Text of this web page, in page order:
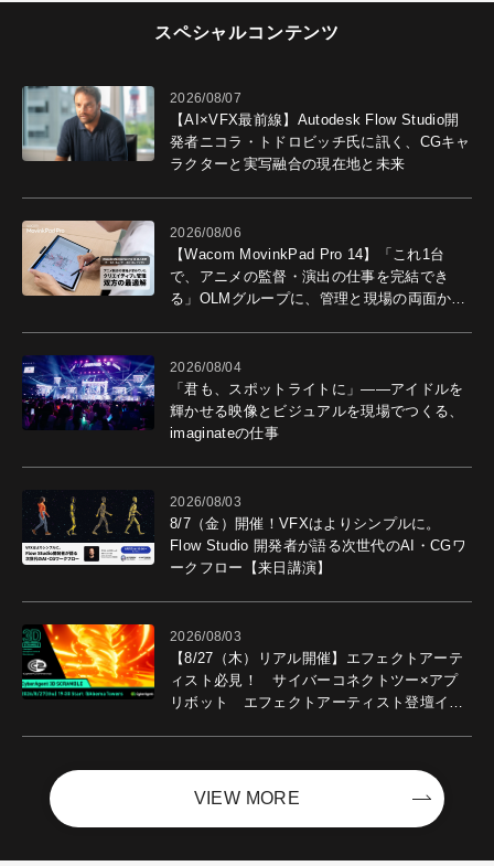
スペシャルコンテンツ
2026/08/07
【AI×VFX最前線】Autodesk Flow Studio開
発者ニコラ・トドロビッチ氏に訊く、CGキャ
ラクターと実写融合の現在地と未来
2026/08/06
【Wacom MovinkPad Pro 14】「これ1台
で、アニメの監督・演出の仕事を完結でき
る」OLMグループに、管理と現場の両面から
2026/08/04
「君も、スポットライトに」――アイドルを
輝かせる映像とビジュアルを現場でつくる、
imaginateの仕事
2026/08/03
8/7（金）開催！VFXはよりシンプルに。
Flow Studio 開発者が語る次世代のAI・CGワ
ークフロー【来日講演】
2026/08/03
【8/27（木）リアル開催】エフェクトアーテ
ィスト必見！ サイバーコネクトツー×アプ
リボット エフェクトアーティスト登壇イベ
VIEW MORE